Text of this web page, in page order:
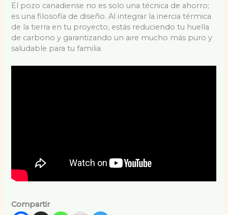
El pozo canadiense no es solo una técnica de ahorro;
es una filosofía de diseño. Al integrar la inercia térmica
de la tierra en tu proyecto, estás reduciendo tu huella
de carbono y garantizando un aire mucho más puro y
saludable para tu familia.
Compartir